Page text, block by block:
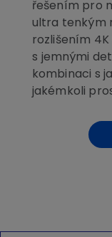
řešením pro
ultra tenkým
rozlišením
s jemnými
kombinaci s
jakémkoli